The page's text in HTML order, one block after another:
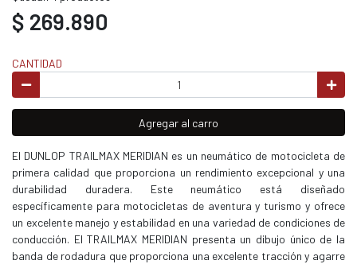
$ 269.890
CANTIDAD
Agregar al carro
El DUNLOP TRAILMAX MERIDIAN es un neumático de motocicleta de
primera calidad que proporciona un rendimiento excepcional y una
durabilidad duradera. Este neumático está diseñado
específicamente para motocicletas de aventura y turismo y ofrece
un excelente manejo y estabilidad en una variedad de condiciones de
conducción. El TRAILMAX MERIDIAN presenta un dibujo único de la
banda de rodadura que proporciona una excelente tracción y agarre